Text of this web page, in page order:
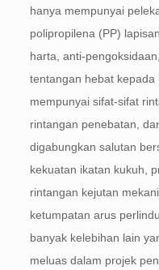
hanya mempunyai
polipropilena (PP)
harta, anti-
tentangan hebat
mempunyai sifat-sifat
rintangan penebatan,
digabungkan salutan
kekuatan ikatan kukuh,
rintangan kejutan
ketumpatan arus
banyak kelebihan lain
meluas dalam projek